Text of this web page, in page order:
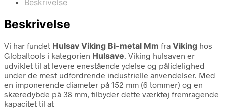
Beskrivelse
Beskrivelse
Vi har fundet Hulsav Viking Bi-metal Mm fra Viking hos
Globaltools i kategorien Hulsave. Viking hulsaven er
udviklet til at levere enestående ydelse og pålidelighed
under de mest udfordrende industrielle anvendelser. Med
en imponerende diameter på 152 mm (6 tommer) og en
skæredybde på 38 mm, tilbyder dette værktøj fremragende
kapacitet til at